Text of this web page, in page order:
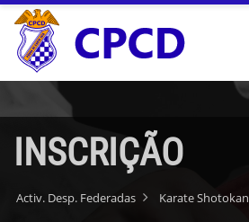
INSCRIÇÃO
Activ. Desp. Federadas Karate Shotokan